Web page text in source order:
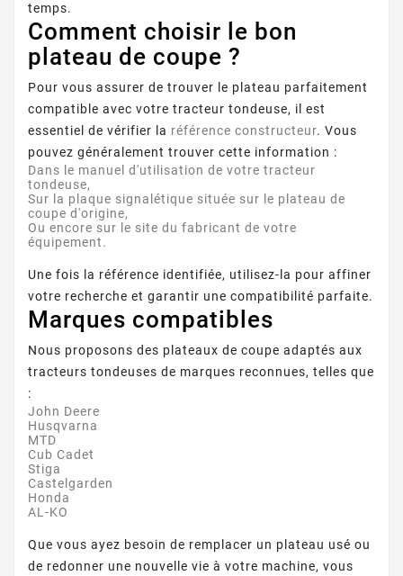
temps.
Comment choisir le bon
plateau de coupe ?
Pour vous assurer de trouver le plateau parfaitement
compatible avec votre tracteur tondeuse, il est
essentiel de vérifier la référence constructeur. Vous
pouvez généralement trouver cette information :
Dans le manuel d'utilisation de votre tracteur
tondeuse,
Sur la plaque signalétique située sur le plateau de
coupe d'origine,
Ou encore sur le site du fabricant de votre
équipement.
Une fois la référence identifiée, utilisez-la pour affiner
votre recherche et garantir une compatibilité parfaite.
Marques compatibles
Nous proposons des plateaux de coupe adaptés aux
tracteurs tondeuses de marques reconnues, telles que
:
John Deere
Husqvarna
MTD
Cub Cadet
Stiga
Castelgarden
Honda
AL-KO
Que vous ayez besoin de remplacer un plateau usé ou
de redonner une nouvelle vie à votre machine, vous